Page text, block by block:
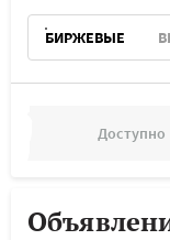
БИРЖЕВЫЕ
Доступно